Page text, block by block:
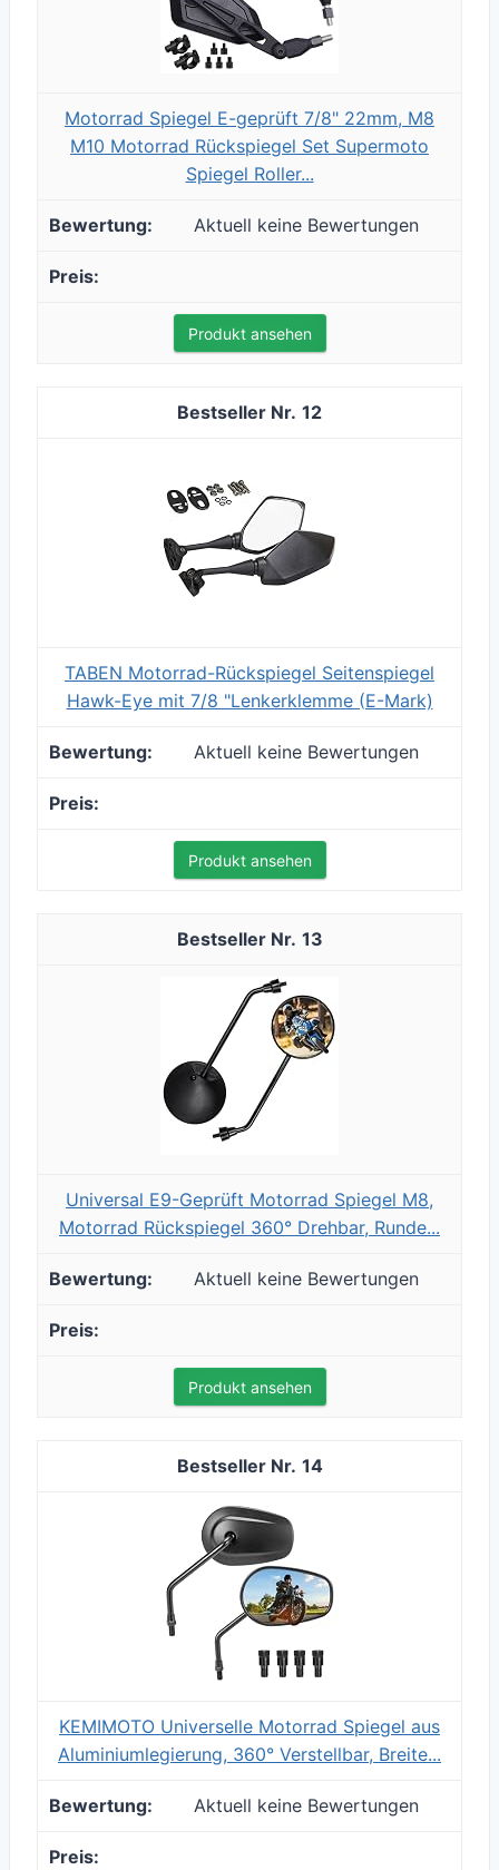
Motorrad Spiegel E-geprüft 7/8" 22mm, M8
M10 Motorrad Rückspiegel Set Supermoto
Spiegel Roller...
Aktuell keine Bewertungen
Produkt ansehen
12
TABEN Motorrad-Rückspiegel Seitenspiegel
Hawk-Eye mit 7/8 "Lenkerklemme (E-Mark)
Aktuell keine Bewertungen
Produkt ansehen
13
Universal E9-Geprüft Motorrad Spiegel M8,
Motorrad Rückspiegel 360° Drehbar, Runde...
Aktuell keine Bewertungen
Produkt ansehen
14
KEMIMOTO Universelle Motorrad Spiegel aus
Aluminiumlegierung, 360° Verstellbar, Breite...
Aktuell keine Bewertungen